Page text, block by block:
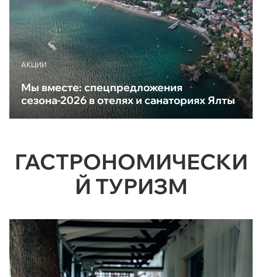
АКЦИИ
Мы вместе: спецпредложения
сезона-2026 в отелях и санаториях Ялты
ГАСТРОНОМИЧЕСКИ
Й ТУРИЗМ